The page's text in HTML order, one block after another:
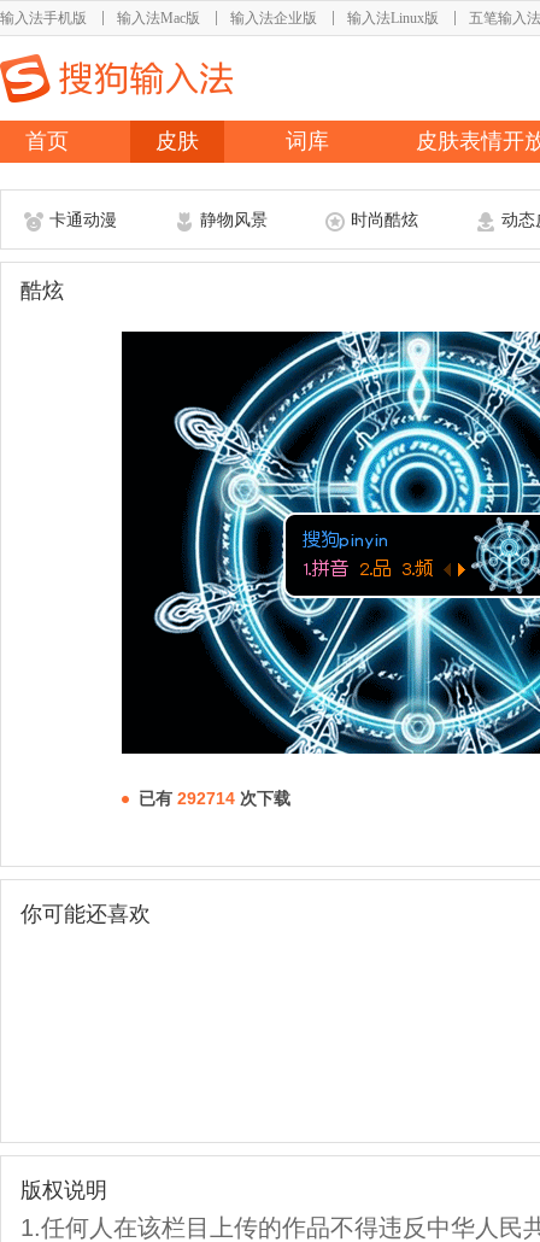
输入法手机版 输入法Mac版 输入法企业版 输入法Linux版 五笔输入法
首页 皮肤 词库 皮肤表情开
卡通动漫 静物风景 时尚酷炫 动态
酷炫
已有 292714 次下载
你可能还喜欢
版权说明
1.任何人在该栏目上传的作品不得违反中华人民